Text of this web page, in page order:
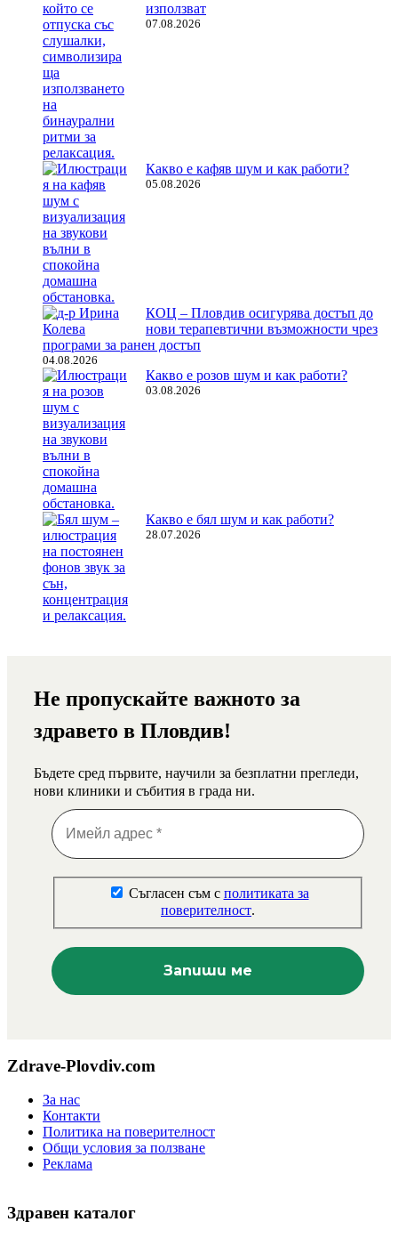
използват
07.08.2026
Какво е кафяв шум и как работи?
05.08.2026
КОЦ – Пловдив осигурява достъп до
нови терапевтични възможности чрез
програми за ранен достъп
04.08.2026
Какво е розов шум и как работи?
03.08.2026
Какво е бял шум и как работи?
28.07.2026
Не пропускайте важното за
здравето в Пловдив!
Бъдете сред първите, научили за безплатни прегледи,
нови клиники и събития в града ни.
Съгласен съм с политиката за
поверителност.
Zdrave-Plovdiv.com
За нас
Контакти
Политика на поверителност
Общи условия за ползване
Реклама
Здравен каталог